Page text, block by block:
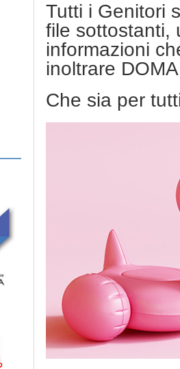
Tutti i Genitori
file sottostanti,
informazioni
inoltrare
Che sia per